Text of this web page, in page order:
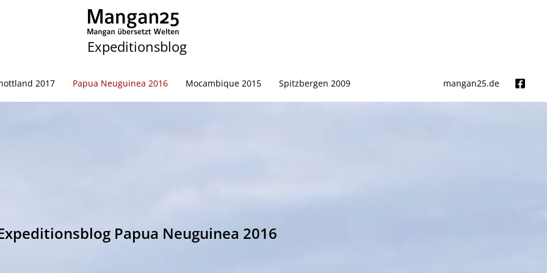
Expeditionsblog
2017 Papua Neuguinea 2016 Mocambique 2015 Spitzbergen 2009 mangan25.de
Papua Neuguinea 2016